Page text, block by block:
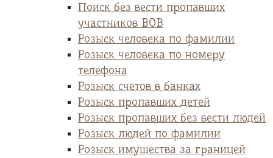
Поиск без вести пропавших
участников ВОВ
Розыск человека по фамилии
Розыск человека по номеру
телефона
Розыск счетов в банках
Розыск пропавших детей
Розыск пропавших без вести людей
Розыск людей по фамилии
Розыск имущества за границей